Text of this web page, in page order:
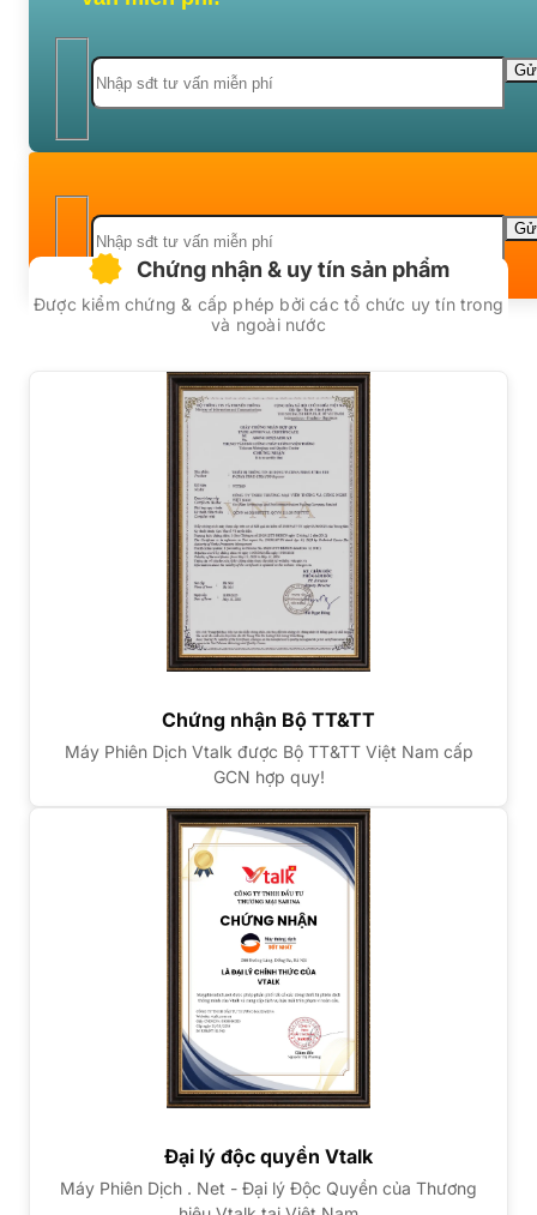
Chứng nhận & uy tín sản phẩm
Được kiểm chứng & cấp phép bởi các tổ chức uy tín trong
và ngoài nước
Chứng nhận Bộ TT&TT
Máy Phiên Dịch Vtalk được Bộ TT&TT Việt Nam cấp
GCN hợp quy!
Đại lý độc quyền Vtalk
Máy Phiên Dịch . Net - Đại lý Độc Quyền của Thương